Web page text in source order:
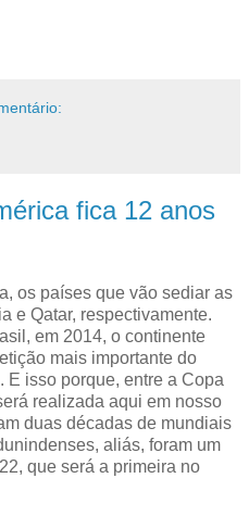
fica 12 anos
os países que vão sediar as
e Qatar, respectivamente.
em 2014, o continente
mais importante do
E isso porque, entre a Copa
realizada aqui em nosso
duas décadas de mundiais
aliás, foram um
que será a primeira no